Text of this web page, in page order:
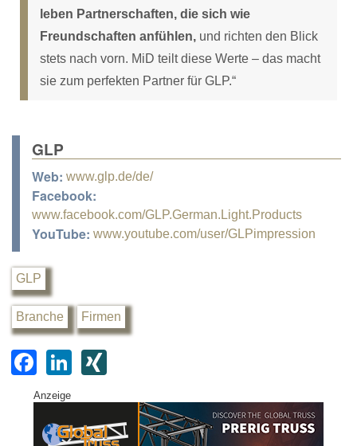
leben Partnerschaften, die sich wie
Freundschaften anfühlen, und richten den Blick
stets nach vorn. MiD teilt diese Werte – das macht
sie zum perfekten Partner für GLP.“
GLP
Web: www.glp.de/de/
Facebook:
www.facebook.com/GLP.German.Light.Products
YouTube: www.youtube.com/user/GLPimpression
GLP
Branche Firmen
F
a
c
e
Li
k
e
G
Anzeige